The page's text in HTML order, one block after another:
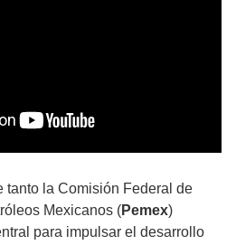
tanto la Comisión Federal de
Mexicanos (Pemex)
para impulsar el desarrollo